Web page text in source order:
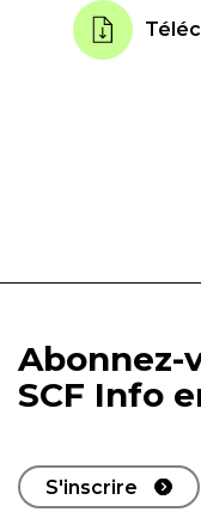
Abonnez-
SCF Info
S'inscrire